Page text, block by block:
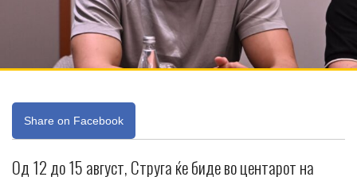
Share on Facebook
Од 12 до 15 август, Струга ќе биде во центарот на